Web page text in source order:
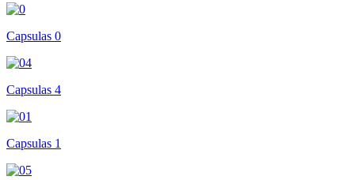
Capsulas 0
Capsulas 4
Capsulas 1